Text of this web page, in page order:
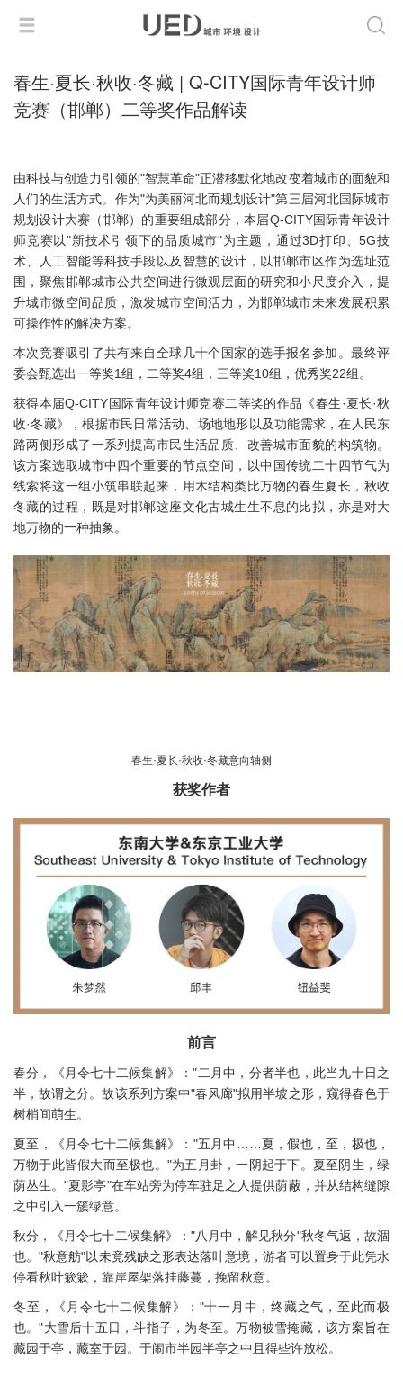
春生·夏长·秋收·冬藏 | Q-CITY国际青年设计师
竞赛（邯郸）二等奖作品解读
由科技与创造力引领的"智慧革命"正潜移默化地改变着城市的面貌和
人们的生活方式。作为"为美丽河北而规划设计"第三届河北国际城市
规划设计大赛（邯郸）的重要组成部分，本届Q-CITY国际青年设计
师竞赛以"新技术引领下的品质城市"为主题，通过3D打印、5G技
术、人工智能等科技手段以及智慧的设计，以邯郸市区作为选址范
围，聚焦邯郸城市公共空间进行微观层面的研究和小尺度介入，提
升城市微空间品质，激发城市空间活力，为邯郸城市未来发展积累
可操作性的解决方案。
本次竞赛吸引了共有来自全球几十个国家的选手报名参加。最终评
委会甄选出一等奖1组，二等奖4组，三等奖10组，优秀奖22组。
获得本届Q-CITY国际青年设计师竞赛二等奖的作品《春生·夏长·秋
收·冬藏》，根据市民日常活动、场地地形以及功能需求，在人民东
路两侧形成了一系列提高市民生活品质、改善城市面貌的构筑物。
该方案选取城市中四个重要的节点空间，以中国传统二十四节气为
线索将这一组小筑串联起来，用木结构类比万物的春生夏长，秋收
冬藏的过程，既是对邯郸这座文化古城生生不息的比拟，亦是对大
地万物的一种抽象。
春生·夏长·秋收·冬藏意向轴侧
获奖作者
前言
春分，《月令七十二候集解》："二月中，分者半也，此当九十日之
半，故谓之分。故该系列方案中"春风廊"拟用半坡之形，窥得春色于
树梢间萌生。
夏至，《月令七十二候集解》："五月中……夏，假也，至，极也，
万物于此皆假大而至极也。"为五月卦，一阴起于下。夏至阴生，绿
荫丛生。"夏影亭"在车站旁为停车驻足之人提供荫蔽，并从结构缝隙
之中引入一簇绿意。
秋分，《月令七十二候集解》："八月中，解见秋分"秋冬气返，故涸
也。"秋意舫"以未竟残缺之形表达落叶意境，游者可以置身于此凭水
停看秋叶簌簌，靠岸屋架落挂藤蔓，挽留秋意。
冬至，《月令七十二候集解》："十一月中，终藏之气，至此而极
也。"大雪后十五日，斗指子，为冬至。万物被雪掩藏，该方案旨在
藏园于亭，藏室于园。于闹市半园半亭之中且得些许放松。